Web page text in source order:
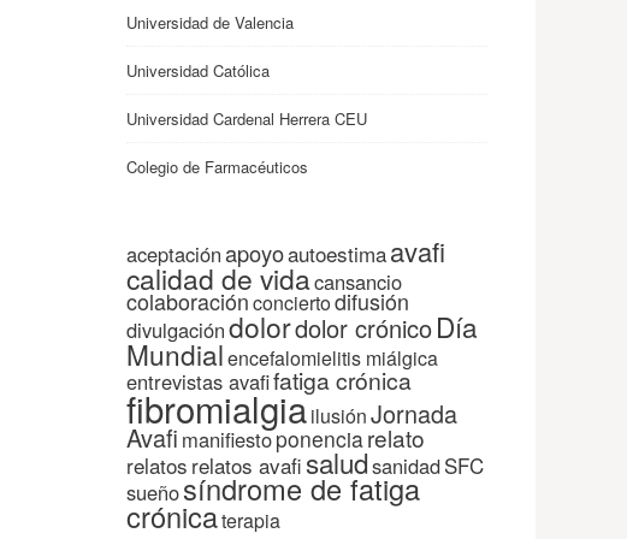
Universidad de Valencia
Universidad Católica
Universidad Cardenal Herrera CEU
Colegio de Farmacéuticos
aceptaciónapoyoautoestimaavafi
calidad de vidacansancio
colaboraciónconciertodifusión
divulgacióndolordolor crónicoDía
Mundialencefalomielitis miálgica
entrevistas avafifatiga crónica
fibromialgiailusiónJornada
Avafi manifiestoponenciarelato
relatos relatos avafisaludsanidadSFC
sueñosíndrome de fatiga
crónicaterapia